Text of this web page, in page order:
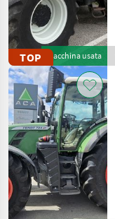
TOP Macchina usata